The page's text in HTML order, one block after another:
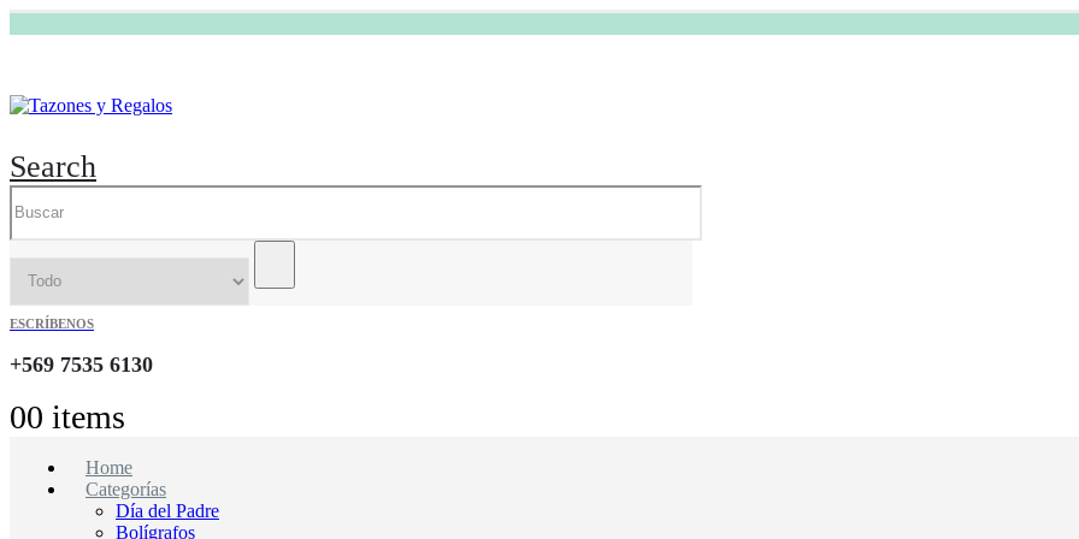
Search
ESCRÍBENOS
+569 7535 6130
00 items
Home
Categorías
Día del Padre
Bolígrafos